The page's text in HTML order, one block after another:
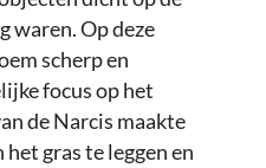
waren. Op deze
scherp en
focus op het
de Narcis maakte
gras te leggen en